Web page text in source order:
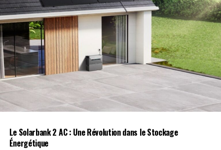
Le Solarbank 2 AC : Une Révolution dans le Stockage
Énergétique